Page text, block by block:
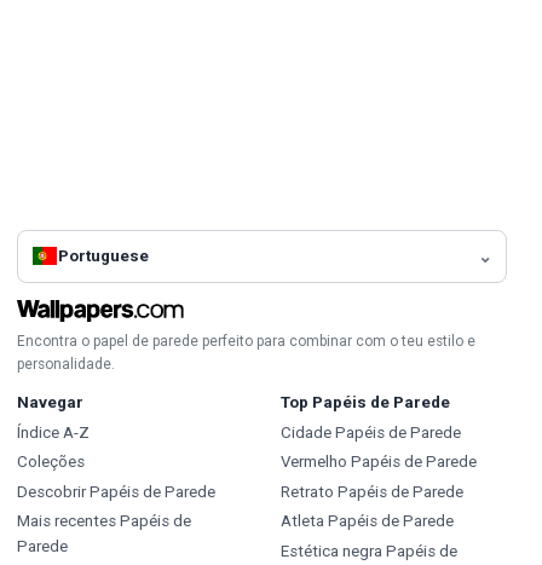
Portuguese
Encontra o papel de parede perfeito para combinar com o teu estilo e
personalidade.
Navegar
Índice A-Z
Coleções
Descobrir Papéis de Parede
Mais recentes Papéis de
Parede
Top Papéis de Parede
Cidade Papéis de Parede
Vermelho Papéis de Parede
Retrato Papéis de Parede
Atleta Papéis de Parede
Estética negra Papéis de